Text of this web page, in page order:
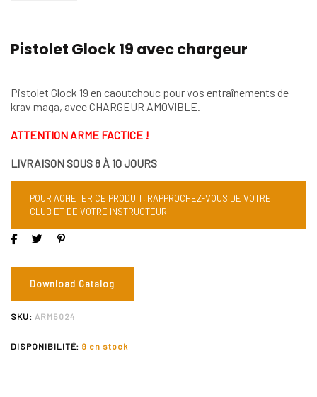
Pistolet Glock 19 avec chargeur
Pistolet Glock 19 en caoutchouc pour vos entraînements de
krav maga, avec CHARGEUR AMOVIBLE.
ATTENTION ARME FACTICE !
LIVRAISON SOUS 8 À 10 JOURS
POUR ACHETER CE PRODUIT, RAPPROCHEZ-VOUS DE VOTRE
CLUB ET DE VOTRE INSTRUCTEUR
Download Catalog
SKU: ARM5024
DISPONIBILITÉ: 9 en stock